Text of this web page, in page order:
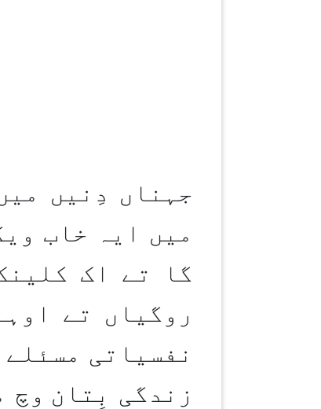
جہناں دِنیں
میں ایہ خاب
گا تے اک
روگیاں تے
نفسیاتی
زندگی بِتان وچ